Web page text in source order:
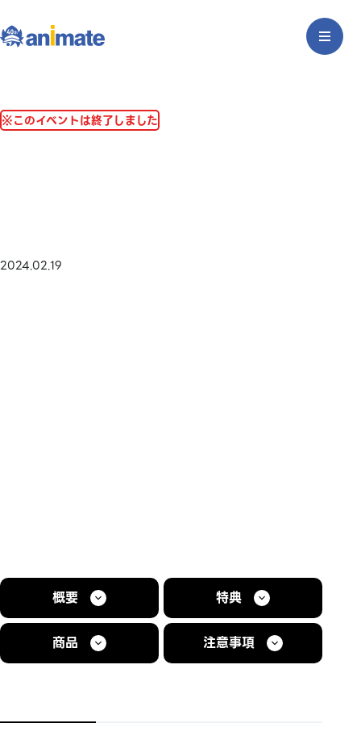
※このイベントは終了しました
2024.02.19
概要 特典
商品 注意事項